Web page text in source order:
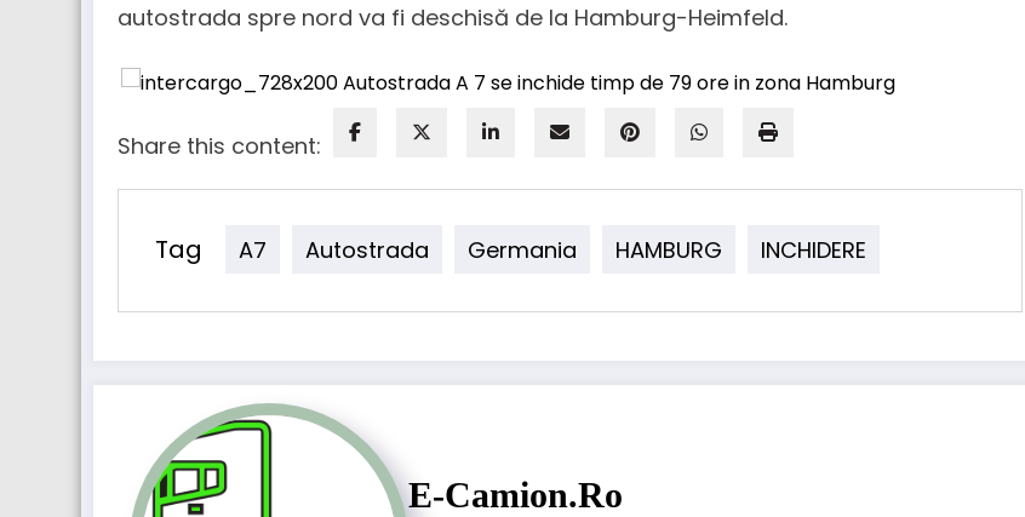
autostrada spre nord va fi deschisă de la Hamburg-Heimfeld.
Share this content:
Tag A7 Autostrada Germania HAMBURG INCHIDERE
E-Camion.ro